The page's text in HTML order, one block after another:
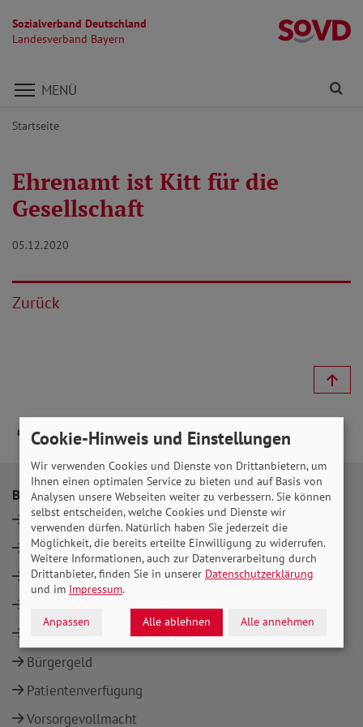
Sozialverband Deutschland
Landesverband Bayern
Direkt zu den Inhalten springen
MENÜ
Startseite
Ehrenamt ist Kitt für die
Gesellschaft
05.12.2020
Zurück
Beratung
Standorte
Rente
Pflege
Gesundheit
Bürgergeld
Patientenverfügung
Vorsorgevollmacht
Themen
Rente
Pflege
Behinderung
Gesundheit
Bürgergeld
Cookie-Hinweis und Einstellungen
Wir verwenden Cookies und Dienste von Drittanbietern, um
Ihnen einen optimalen Service zu bieten und auf Basis von
Analysen unsere Webseiten weiter zu verbessern. Sie können
selbst entscheiden, welche Cookies und Dienste wir
verwenden dürfen. Natürlich haben Sie jederzeit die
Möglichkeit, die bereits erteilte Einwilligung zu widerrufen.
Weitere Informationen, auch zur Datenverarbeitung durch
Drittanbieter, finden Sie in unserer Datenschutzerklärung
und im Impressum.
Anpassen Alle ablehnen Alle annehmen